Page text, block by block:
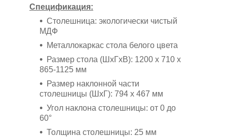
Спецификация:
Столешница: экологически чистый
МДФ
Металлокаркас стола белого цвета
Размер стола (ШхГхВ): 1200 x 710 x
865-1125 мм
Размер наклонной части
столешницы (ШхГ): 794 х 467 мм
Угол наклона столешницы: от 0 до
60°
Толщина столешницы: 25 мм